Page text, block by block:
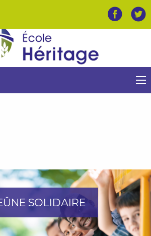
SOLIDAIRE